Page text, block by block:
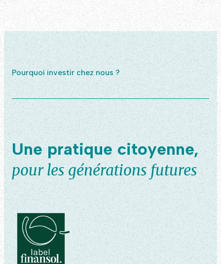
Pourquoi investir chez nous ?
Une pratique citoyenne,
pour les générations futures